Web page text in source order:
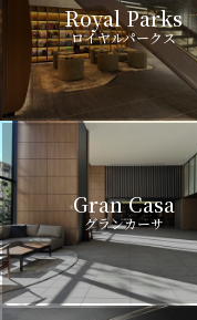
Royal Parks
ロイヤルパークス
Gran Casa
グランカーサ